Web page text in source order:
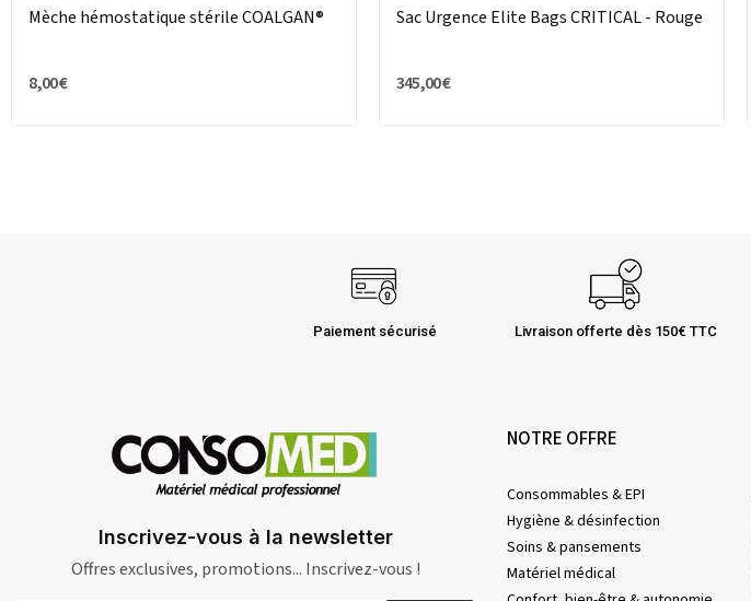
Mèche hémostatique stérile COALGAN®
8,00 €
Sac Urgence Elite Bags CRITICAL - Rouge
345,00 €
Paiement sécurisé Livraison offerte dès 150€ TTC
Inscrivez-vous à la newsletter
Offres exclusives, promotions... Inscrivez-vous !
NOTRE OFFRE
Consommables & EPI
Hygiène & désinfection
Soins & pansements
Matériel médical